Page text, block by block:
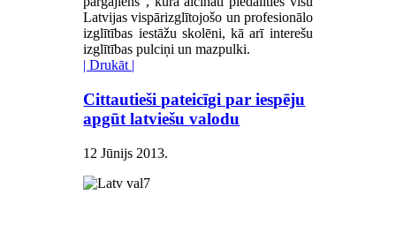
Latvijas vispārizglītojošo un profesionālo
izglītības iestāžu skolēni, kā arī interešu
izglītības pulciņi un mazpulki.
| Drukāt |
Cittautieši pateicīgi par iespēju
apgūt latviešu valodu
12 Jūnijs 2013.